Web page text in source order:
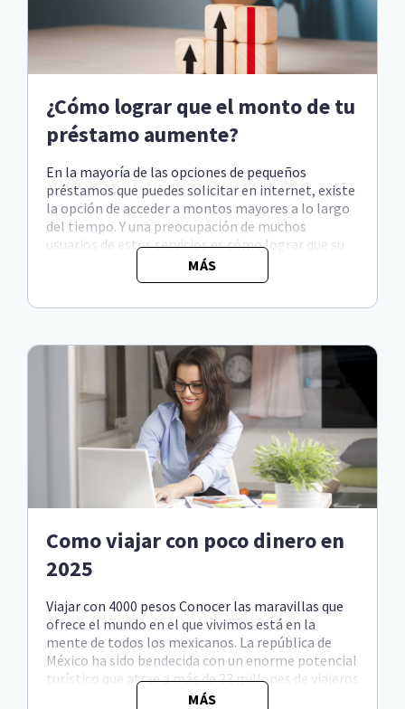
¿Cómo lograr que el monto de tu
préstamo aumente?
En la mayoría de las opciones de pequeños
préstamos que puedes solicitar en internet, existe
la opción de acceder a montos mayores a lo largo
del tiempo. Y una preocupación de muchos
usuarios de estos servicios es cómo lograr que su
límite de préstamo aumente. En este artículo
queremos decirte cuále...
MÁS
Como viajar con poco dinero en
2025
Viajar con 4000 pesos Conocer las maravillas que
ofrece el mundo en el que vivimos está en la
mente de todos los mexicanos. La república de
México ha sido bendecida con un enorme potencial
turístico que atrae a más de 33 millones de viajeros
internacionales por año. Las bellezas naturales,
MÁS